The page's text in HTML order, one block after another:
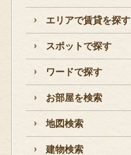
エリアで賃貸を探す
スポットで探す
ワードで探す
お部屋を検索
地図検索
建物検索